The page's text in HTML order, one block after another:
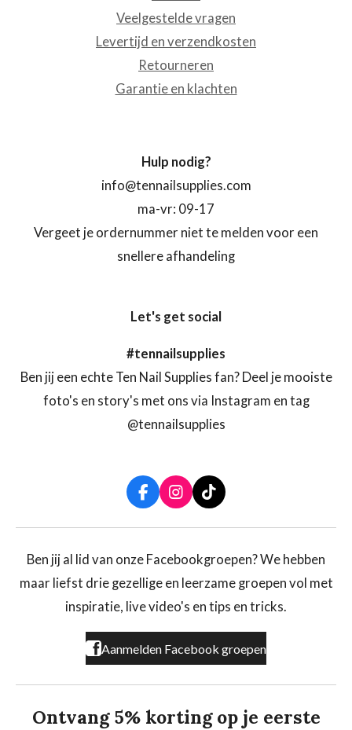
Veelgestelde vragen
Levertijd en verzendkosten
Retourneren
Garantie en klachten
Hulp nodig?
info@tennailsupplies.com
ma-vr: 09-17
Vergeet je ordernummer niet te melden voor een
snellere afhandeling
Let's get social
#tennailsupplies
Ben jij een echte Ten Nail Supplies fan? Deel je mooiste
foto's en story's met ons via Instagram en tag
@tennailsupplies
F
a
c
b
o
k
I
n
s
a
r
a
T
i
k
o
Ben jij al lid van onze Facebookgroepen? We hebben
maar liefst drie gezellige en leerzame groepen vol met
inspiratie, live video's en tips en tricks.
Aanmelden Facebook groepen
Ontvang 5% korting op je eerste